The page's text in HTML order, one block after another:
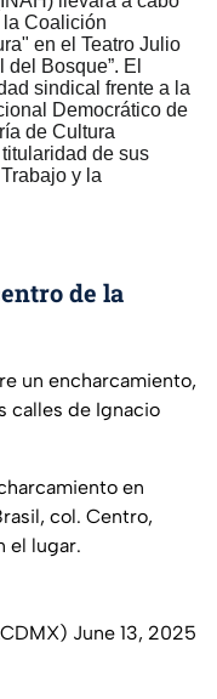
Coalición
en el Teatro Julio
Bosque”. El
sindical frente a la
Democrático de
de Cultura
de sus
y la
de la
un encharcamiento,
calles de Ignacio
en
col. Centro,
el lugar.
June 13, 2025